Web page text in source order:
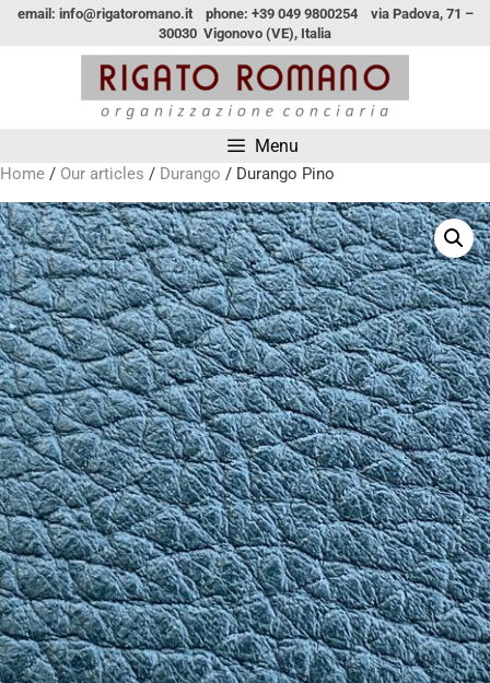
email: info@rigatoromano.it phone: +39 049 9800254 via Padova, 71 –
30030 Vigonovo (VE), Italia
Menu
Home / Our articles / Durango / Durango Pino